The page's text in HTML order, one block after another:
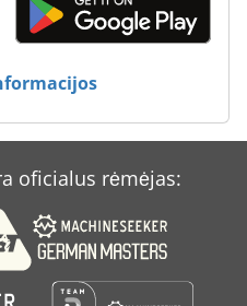
oficialus rėmėjas: